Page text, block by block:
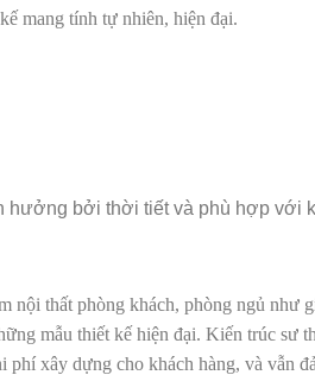
mang tính tự nhiên, hiện đại.
hưởng bởi thời tiết và phù hợp với
nội thất phòng khách, phòng ngủ như
mẫu thiết kế hiện đại. Kiến trúc sư
xây dựng cho khách hàng, và vẫn